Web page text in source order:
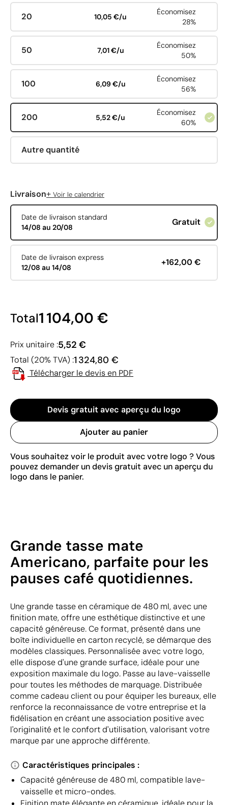
20 10,05 €/u
Économisez
28%
50 7,01 €/u
Économisez
50%
100 6,09 €/u
Économisez
56%
200 5,52 €/u
Économisez
60%
Autre quantité
Livraison+ Voir le calendrier
Date de livraison standard
14/08 au 20/08
Gratuit
Date de livraison express
12/08 au 14/08
+162,00 €
Total1 104,00 €
Prix unitaire :5,52 €
Total (20% TVA) :1 324,80 €
Télécharger le devis en PDF
Devis gratuit avec aperçu du logo
Ajouter au panier
Vous souhaitez voir le produit avec votre logo ? Vous
pouvez demander un devis gratuit avec un aperçu du
logo dans le panier.
Grande tasse mate
Americano, parfaite pour les
pauses café quotidiennes.
Une grande tasse en céramique de 480 ml, avec une
finition mate, offre une esthétique distinctive et une
capacité généreuse. Ce format, présenté dans une
boîte individuelle en carton recyclé, se démarque des
modèles classiques. Personnalisée avec votre logo,
elle dispose d'une grande surface, idéale pour une
exposition maximale du logo. Passe au lave-vaisselle
pour toutes les méthodes de marquage. Distribuée
comme cadeau client ou pour équiper les bureaux, elle
renforce la reconnaissance de votre entreprise et la
fidélisation en créant une association positive avec
l'originalité et le confort d'utilisation, valorisant votre
marque par une approche différente.
Caractéristiques principales :
Capacité généreuse de 480 ml, compatible lave-
vaisselle et micro-ondes.